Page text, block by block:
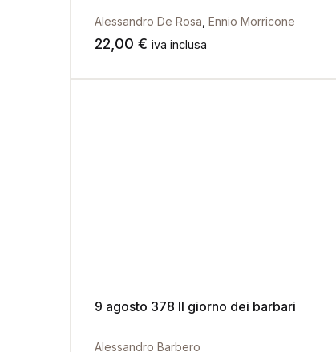
Alessandro De Rosa Ennio Morricone
22,00 € iva inclusa
9 agosto 378 Il giorno dei barbari
Alessandro Barbero